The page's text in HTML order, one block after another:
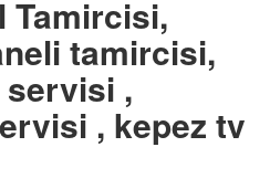
Tamircisi,
tamircisi,
,
, kepez tv